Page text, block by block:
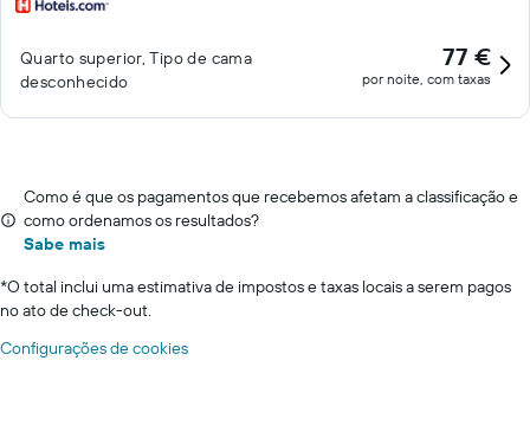
Quarto superior, Tipo de cama
desconhecido
77 €
por noite, com taxas
Como é que os pagamentos que recebemos afetam a classificação e
como ordenamos os resultados?
Sabe mais
*O total inclui uma estimativa de impostos e taxas locais a serem pagos
no ato de check-out.
Configurações de cookies